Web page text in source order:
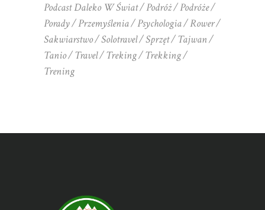
Podcast Daleko W Świat
Podróż
Podróże
Porady
Przemyślenia Psychologia
Rower
Sakwiarstwo
Solotravel Sprzęt
Tajwan
Tanio
Travel Treking
Trekking
Trening